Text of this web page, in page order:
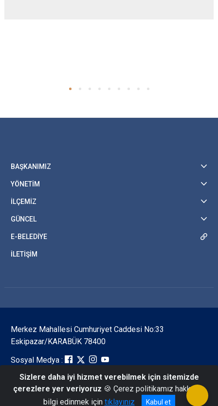
BAŞKANIMIZ
YÖNETİM
İLÇEMİZ
GÜNCEL
E-BELEDİYE
İLETİŞİM
Merkez Mahallesi Cumhuriyet Caddesi No:33
Eskipazar/KARABÜK 78400
Sosyal Medya :
Eskipazar Belediye Başkanlığı Resmi Web Sitesi
Sizlere daha iyi hizmet verebilmek için sitemizde
çerezlere yer veriyoruz 🍪 Çerez politikamız hakkında
bilgi edinmek için tıklayınız Kabul et